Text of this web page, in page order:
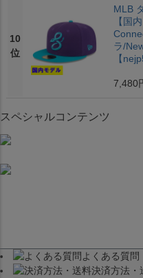
10
位
MLB
【国
ラ/
【
7,480
スペシャルコンテンツ
よくある質問
決済方法・